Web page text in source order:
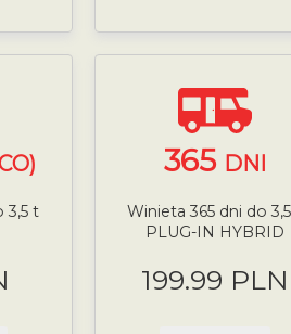
3,5 t
365 DNI
Winieta 365 dni do
PLUG-IN HYBRID
199.99 PLN